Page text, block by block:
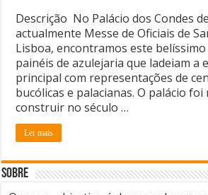
Descrição No Palácio dos Condes
actualmente Messe de Oficiais de
Lisboa, encontramos este
painéis de azulejaria que ladeiam a
principal com representações de
bucólicas e palacianas. O palácio foi
construir no século …
Ler mais
Sobre